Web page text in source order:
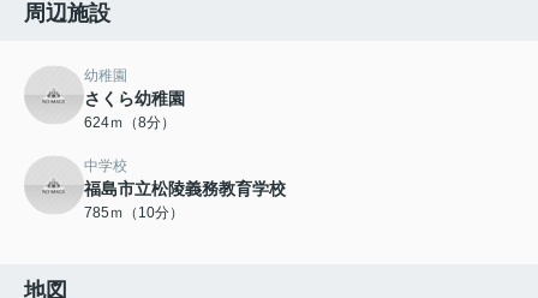
周辺施設
幼稚園
さくら幼稚園
624ｍ（8分）
中学校
福島市立松陵義務教育学校
785ｍ（10分）
地図